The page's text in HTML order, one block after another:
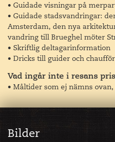
Vi kan nog lova att
Här hittar vi konst av Richard
Leandro Ehrlich bland
har de ett par temporära
vet vad det är för några. Vi
av utställningarna.
Byggnaden som huserar
är omgiven av en park som
främsta trädgårdsarkitekter,
annat bakom High Line i
trädgårdarna i Enköping.
• Guidade visningar på
• Guidade stadsvandringar:
Amsterdam, den nya
vandring till Brueghel möter
• Skriftlig deltagarinformation
• Dricks till guider och
Vad ingår inte i resans
• Måltider som ej nämns
Bilder